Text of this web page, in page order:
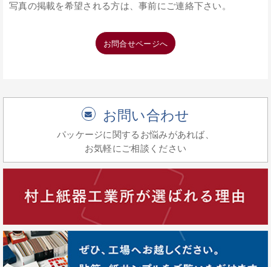
写真の掲載を希望される方は、事前にご連絡下さい。
お問合せページへ
お問い合わせ
パッケージに関するお悩みがあれば、
お気軽にご相談ください